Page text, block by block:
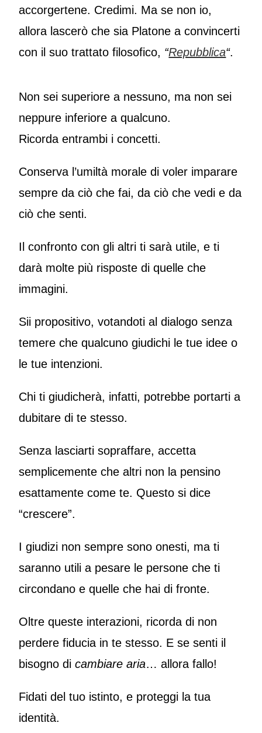
accorgertene. Credimi. Ma se non io,
allora lascerò che sia Platone a convincerti
con il suo trattato filosofico, “Repubblica“.
Non sei superiore a nessuno, ma non sei
neppure inferiore a qualcuno.
Ricorda entrambi i concetti.
Conserva l’umiltà morale di voler imparare
sempre da ciò che fai, da ciò che vedi e da
ciò che senti.
Il confronto con gli altri ti sarà utile, e ti
darà molte più risposte di quelle che
immagini.
Sii propositivo, votandoti al dialogo senza
temere che qualcuno giudichi le tue idee o
le tue intenzioni.
Chi ti giudicherà, infatti, potrebbe portarti a
dubitare di te stesso.
Senza lasciarti sopraffare, accetta
semplicemente che altri non la pensino
esattamente come te. Questo si dice
“crescere”.
I giudizi non sempre sono onesti, ma ti
saranno utili a pesare le persone che ti
circondano e quelle che hai di fronte.
Oltre queste interazioni, ricorda di non
perdere fiducia in te stesso. E se senti il
bisogno dicambiare aria… allora fallo!
Fidati del tuo istinto, e proteggi la tua
identità.